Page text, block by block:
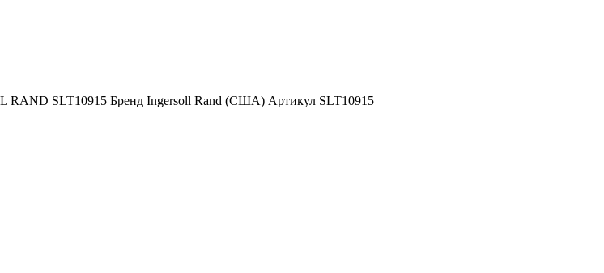
RAND SLT10915 Бренд Ingersoll Rand (США) Артикул SLT10915